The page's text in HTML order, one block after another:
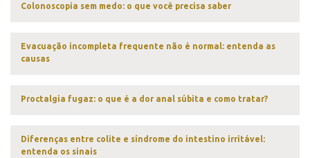
Colonoscopia sem medo: o que você precisa saber
Evacuação incompleta frequente não é normal: entenda as
causas
Proctalgia fugaz: o que é a dor anal súbita e como tratar?
Diferenças entre colite e síndrome do intestino irritável:
entenda os sinais